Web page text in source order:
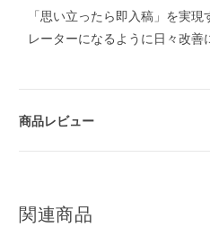
「思い立ったら即入稿」を実
レーターになるように日々改善
商品レビュー
関連商品